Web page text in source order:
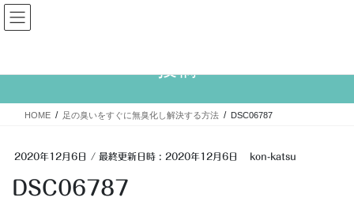
コ
ン
ツ
ス
ナ
ビ
シ
ン
投稿
HOME 足の臭いをすぐに無臭化し解決する方法 DSC06787
2020年12月6日 / 最終更新日時 : 2020年12月6日 kon-katsu
DSC06787